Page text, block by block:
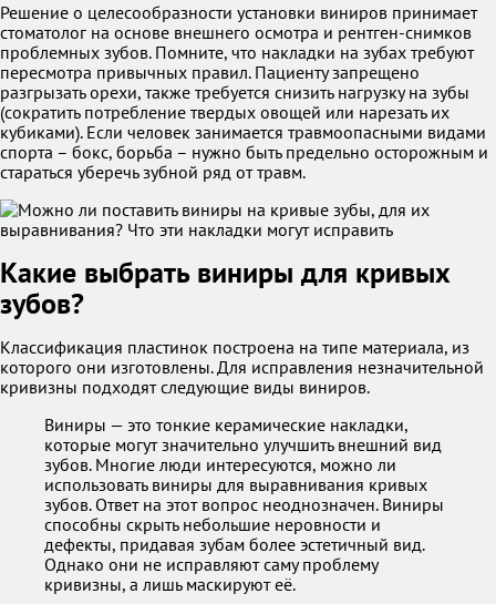
Решение о целесообразности установки виниров принимает
стоматолог на основе внешнего осмотра и рентген-снимков
проблемных зубов. Помните, что накладки на зубах требуют
пересмотра привычных правил. Пациенту запрещено
разгрызать орехи, также требуется снизить нагрузку на зубы
(сократить потребление твердых овощей или нарезать их
кубиками). Если человек занимается травмоопасными видами
спорта – бокс, борьба – нужно быть предельно осторожным и
стараться уберечь зубной ряд от травм.
Какие выбрать виниры для кривых
зубов?
Классификация пластинок построена на типе материала, из
которого они изготовлены. Для исправления незначительной
кривизны подходят следующие виды виниров.
Виниры — это тонкие керамические накладки,
которые могут значительно улучшить внешний вид
зубов. Многие люди интересуются, можно ли
использовать виниры для выравнивания кривых
зубов. Ответ на этот вопрос неоднозначен. Виниры
способны скрыть небольшие неровности и
дефекты, придавая зубам более эстетичный вид.
Однако они не исправляют саму проблему
кривизны, а лишь маскируют её.